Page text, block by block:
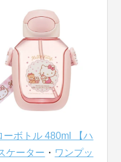
ーボトル 480ml 【ハ
ケーター ・ ワンプッ